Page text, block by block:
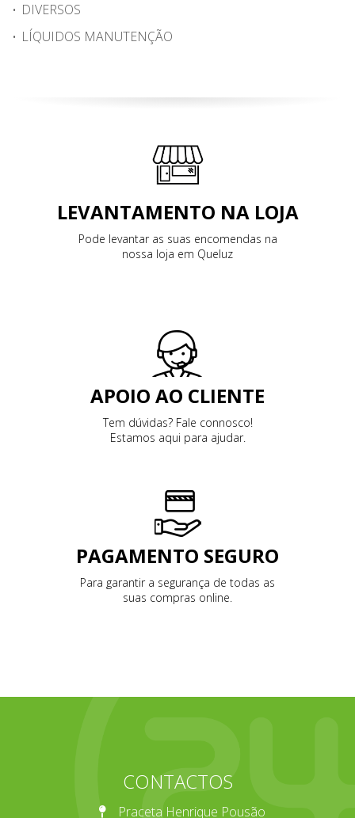
DIVERSOS
LÍQUIDOS MANUTENÇÃO
LEVANTAMENTO NA LOJA
Pode levantar as suas encomendas na
nossa loja em Queluz
APOIO AO CLIENTE
Tem dúvidas? Fale connosco!
Estamos aqui para ajudar.
PAGAMENTO SEGURO
Para garantir a segurança de todas as
suas compras online.
CONTACTOS
Praceta Henrique Pousão